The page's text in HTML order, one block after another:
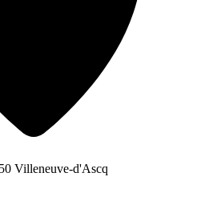
Villeneuve-d'Ascq